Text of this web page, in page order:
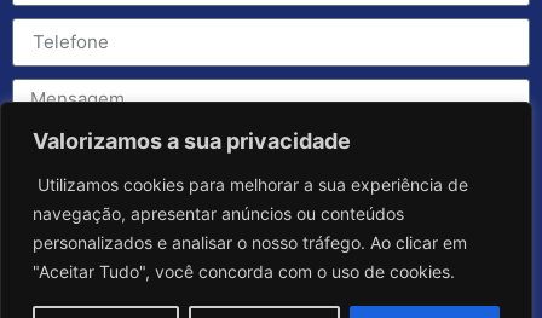
Valorizamos a sua privacidade
Utilizamos cookies para melhorar a sua experiência de
navegação, apresentar anúncios ou conteúdos
personalizados e analisar o nosso tráfego. Ao clicar em
"Aceitar Tudo", você concorda com o uso de cookies.